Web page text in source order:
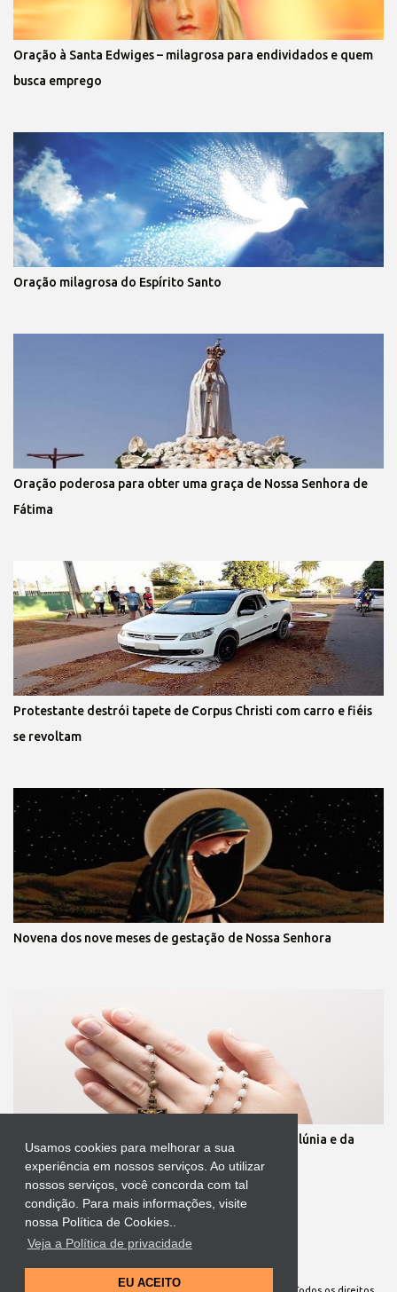
Usamos cookies para melhorar a sua
experiência em nossos serviços. Ao utilizar
nossos serviços, você concorda com tal
condição. Para mais informações, visite
nossa Política de Cookies..
Veja a Política de privacidade
EU ACEITO
Oração à Santa Edwiges – milagrosa para endividados e quem
busca emprego
Oração milagrosa do Espírito Santo
Oração poderosa para obter uma graça de Nossa Senhora de
Fátima
Protestante destrói tapete de Corpus Christi com carro e fiéis
se revoltam
Novena dos nove meses de gestação de Nossa Senhora
Oração para quebrar as muralhas da inveja, da calúnia e da
mentira
Tecnologia do Blogger